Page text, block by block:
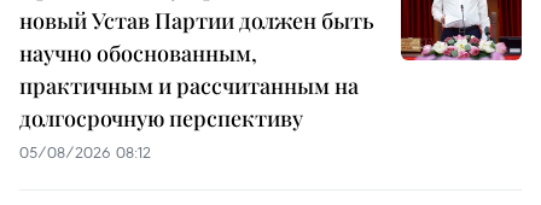
новый Устав Партии должен быть
научно обоснованным,
практичным и рассчитанным на
долгосрочную перспективу
05/08/2026 08:12